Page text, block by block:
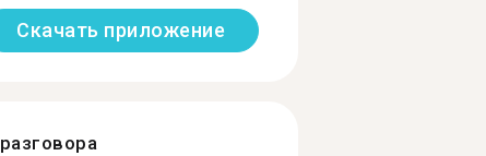
Скачать приложение